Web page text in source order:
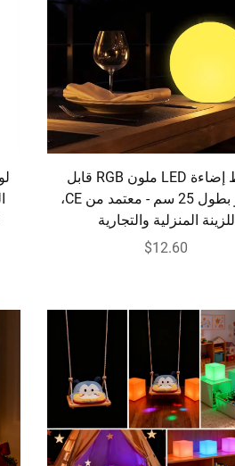
شريط إضاءة LED ملون RGB قابل
للتغيير بطول 25 سم - معتمد من CE،
للزينة المنزلية والتجارية
$12.60